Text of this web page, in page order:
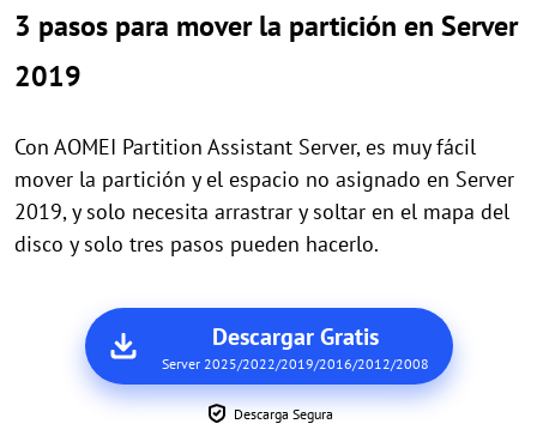
3 pasos para mover la partición en Server
2019
Con AOMEI Partition Assistant Server, es muy fácil
mover la partición y el espacio no asignado en Server
2019, y solo necesita arrastrar y soltar en el mapa del
disco y solo tres pasos pueden hacerlo.
Descargar Gratis
Server 2025/2022/2019/2016/2012/2008
Descarga Segura